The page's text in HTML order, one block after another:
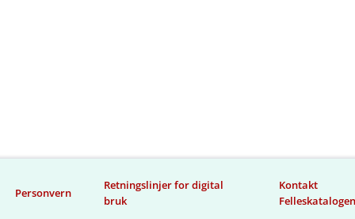
Personvern
Retningslinjer for digital
bruk
Kontakt
Felleskatalogen